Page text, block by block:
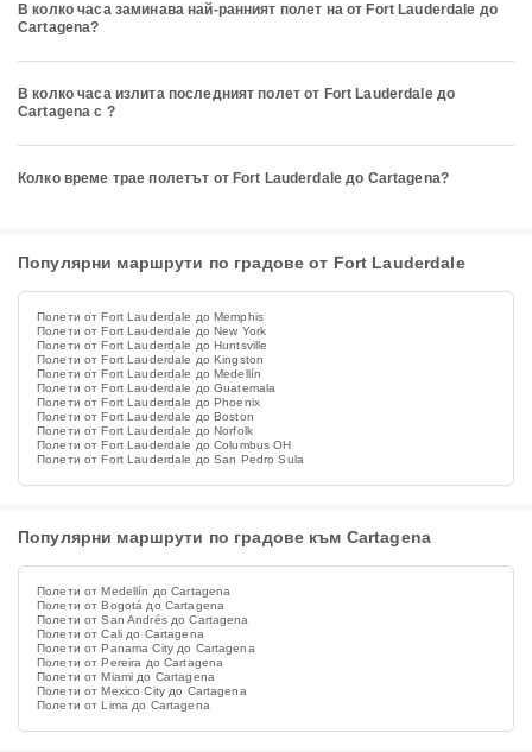
В колко часа заминава най-ранният полет на от Fort Lauderdale до
Cartagena?
В колко часа излита последният полет от Fort Lauderdale до
Cartagena с ?
Колко време трае полетът от Fort Lauderdale до Cartagena?
Популярни маршрути по градове от Fort Lauderdale
Полети от Fort Lauderdale до Memphis
Полети от Fort Lauderdale до New York
Полети от Fort Lauderdale до Huntsville
Полети от Fort Lauderdale до Kingston
Полети от Fort Lauderdale до Medellín
Полети от Fort Lauderdale до Guatemala
Полети от Fort Lauderdale до Phoenix
Полети от Fort Lauderdale до Boston
Полети от Fort Lauderdale до Norfolk
Полети от Fort Lauderdale до Columbus OH
Полети от Fort Lauderdale до San Pedro Sula
Популярни маршрути по градове към Cartagena
Полети от Medellín до Cartagena
Полети от Bogotá до Cartagena
Полети от San Andrés до Cartagena
Полети от Cali до Cartagena
Полети от Panama City до Cartagena
Полети от Pereira до Cartagena
Полети от Miami до Cartagena
Полети от Mexico City до Cartagena
Полети от Lima до Cartagena